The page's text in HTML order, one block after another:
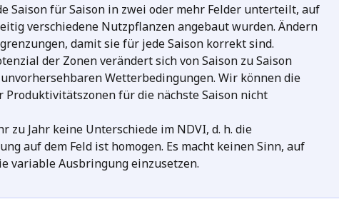
Saison für Saison in zwei oder mehr Felder unterteilt, auf
verschiedene Nutzpflanzen angebaut wurden. Ändern
damit sie für jede Saison korrekt sind.
der Zonen verändert sich von Saison zu Saison
Wetterbedingungen. Wir können die
Produktivitätszonen für die nächste Saison nicht
zu Jahr keine Unterschiede im NDVI, d. h. die
auf dem Feld ist homogen. Es macht keinen Sinn, auf
variable Ausbringung einzusetzen.